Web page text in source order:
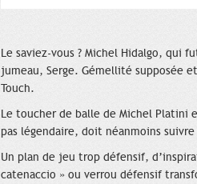
Le saviez-vous ? Michel Hidalgo, qui
jumeau, Serge. Gémellité supposée
Touch.
Le toucher de balle de Michel Platini
pas légendaire, doit néanmoins
Un plan de jeu trop défensif,
catenaccio » ou verrou défensif